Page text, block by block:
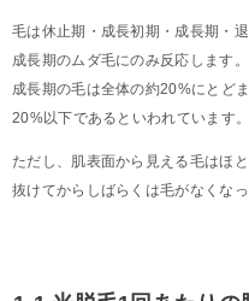
毛は休止期・成長初期・成長期・
成長期のムダ毛にのみ反応します。
成長期の毛は全体の約20%にとど
20%以下であるといわれています。
ただし、肌表面から見える毛はほ
抜けてからしばらくは毛がなくなっ